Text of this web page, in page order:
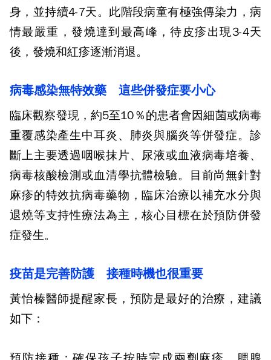
身，並持續4-7天。此階段病童有極強傳染力，病
情最嚴重，發燒達到最高峰，待皮疹出現3-4天
後，發燒和紅疹逐漸消退。
病毒感染無特效藥 這些併發症要小心
臨床觀察發現，約5至10％的患者會因細菌或病毒
重覆感染產生中耳炎、肺炎與腦炎等併發症。診
斷上主要透過咽喉抹片、尿液或血液病毒培養、
病毒核酸檢測或血清學抗體檢驗。目前尚無針對
麻疹的特效抗病毒藥物，臨床治療以補充水分與
退燒等支持性療法為主，核心目標在於預防併發
症發生。
疫苗是完善防護 接種時機也很重要
黃怡榛醫師提醒家長，預防是最好的治療，建議
如下：